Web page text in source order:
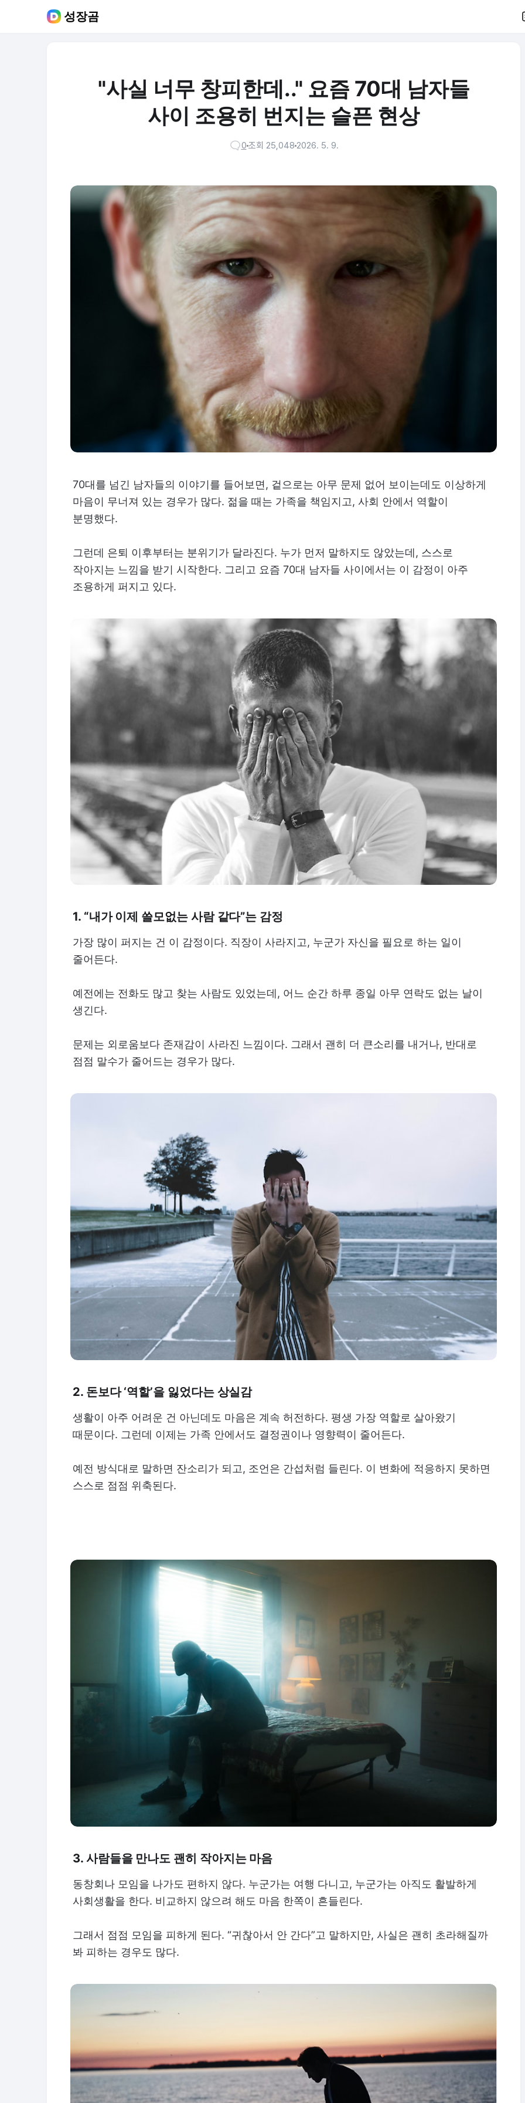
성장곰
"사실 너무 창피한데.." 요즘 70대 남자들
사이 조용히 번지는 슬픈 현상
0조회 25,0482026. 5. 9.
70대를 넘긴 남자들의 이야기를 들어보면, 겉으로는 아무 문제 없어 보이는데도 이상하게
마음이 무너져 있는 경우가 많다. 젊을 때는 가족을 책임지고, 사회 안에서 역할이
분명했다.
그런데 은퇴 이후부터는 분위기가 달라진다. 누가 먼저 말하지도 않았는데, 스스로
작아지는 느낌을 받기 시작한다. 그리고 요즘 70대 남자들 사이에서는 이 감정이 아주
조용하게 퍼지고 있다.
1. “내가 이제 쓸모없는 사람 같다”는 감정
가장 많이 퍼지는 건 이 감정이다. 직장이 사라지고, 누군가 자신을 필요로 하는 일이
줄어든다.
예전에는 전화도 많고 찾는 사람도 있었는데, 어느 순간 하루 종일 아무 연락도 없는 날이
생긴다.
문제는 외로움보다 존재감이 사라진 느낌이다. 그래서 괜히 더 큰소리를 내거나, 반대로
점점 말수가 줄어드는 경우가 많다.
2. 돈보다 ‘역할’을 잃었다는 상실감
생활이 아주 어려운 건 아닌데도 마음은 계속 허전하다. 평생 가장 역할로 살아왔기
때문이다. 그런데 이제는 가족 안에서도 결정권이나 영향력이 줄어든다.
예전 방식대로 말하면 잔소리가 되고, 조언은 간섭처럼 들린다. 이 변화에 적응하지 못하면
스스로 점점 위축된다.
3. 사람들을 만나도 괜히 작아지는 마음
동창회나 모임을 나가도 편하지 않다. 누군가는 여행 다니고, 누군가는 아직도 활발하게
사회생활을 한다. 비교하지 않으려 해도 마음 한쪽이 흔들린다.
그래서 점점 모임을 피하게 된다. “귀찮아서 안 간다”고 말하지만, 사실은 괜히 초라해질까
봐 피하는 경우도 많다.